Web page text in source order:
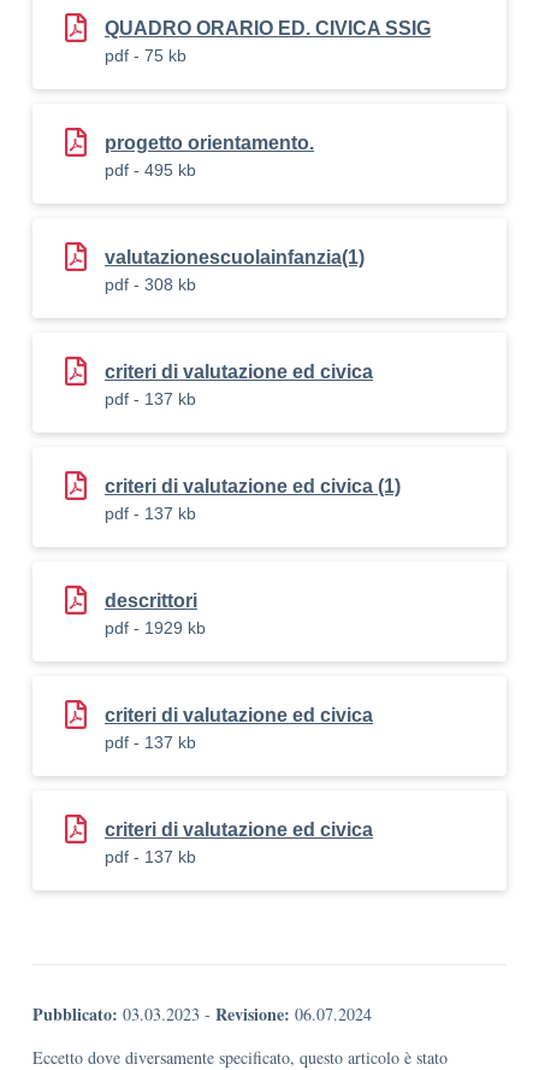
QUADRO ORARIO ED. CIVICA SSIG
pdf - 75 kb
progetto orientamento.
pdf - 495 kb
valutazionescuolainfanzia(1)
pdf - 308 kb
criteri di valutazione ed civica
pdf - 137 kb
criteri di valutazione ed civica (1)
pdf - 137 kb
descrittori
pdf - 1929 kb
criteri di valutazione ed civica
pdf - 137 kb
criteri di valutazione ed civica
pdf - 137 kb
Pubblicato: 03.03.2023 - Revisione: 06.07.2024
Eccetto dove diversamente specificato, questo articolo è stato